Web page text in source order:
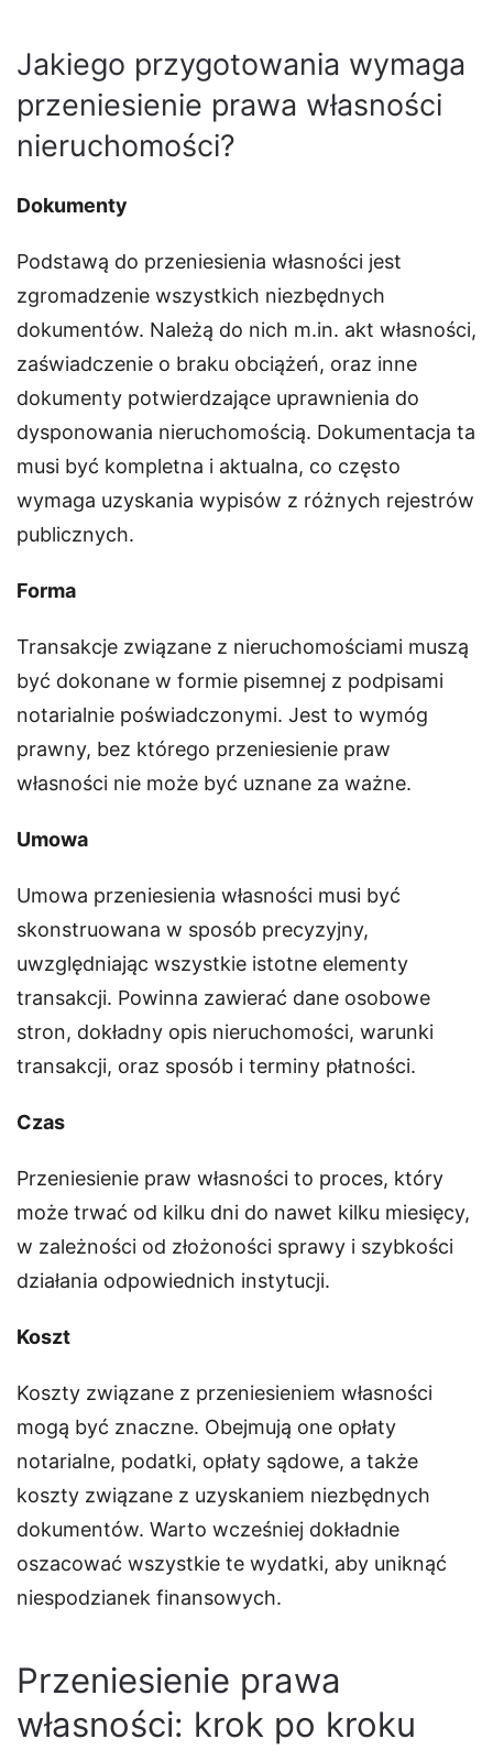
Jakiego przygotowania wymaga
przeniesienie prawa własności
nieruchomości?
Dokumenty
Podstawą do przeniesienia własności jest
zgromadzenie wszystkich niezbędnych
dokumentów. Należą do nich m.in. akt własności,
zaświadczenie o braku obciążeń, oraz inne
dokumenty potwierdzające uprawnienia do
dysponowania nieruchomością. Dokumentacja ta
musi być kompletna i aktualna, co często
wymaga uzyskania wypisów z różnych rejestrów
publicznych.
Forma
Transakcje związane z nieruchomościami muszą
być dokonane w formie pisemnej z podpisami
notarialnie poświadczonymi. Jest to wymóg
prawny, bez którego przeniesienie praw
własności nie może być uznane za ważne.
Umowa
Umowa przeniesienia własności musi być
skonstruowana w sposób precyzyjny,
uwzględniając wszystkie istotne elementy
transakcji. Powinna zawierać dane osobowe
stron, dokładny opis nieruchomości, warunki
transakcji, oraz sposób i terminy płatności.
Czas
Przeniesienie praw własności to proces, który
może trwać od kilku dni do nawet kilku miesięcy,
w zależności od złożoności sprawy i szybkości
działania odpowiednich instytucji.
Koszt
Koszty związane z przeniesieniem własności
mogą być znaczne. Obejmują one opłaty
notarialne, podatki, opłaty sądowe, a także
koszty związane z uzyskaniem niezbędnych
dokumentów. Warto wcześniej dokładnie
oszacować wszystkie te wydatki, aby uniknąć
niespodzianek finansowych.
Przeniesienie prawa
własności: krok po kroku